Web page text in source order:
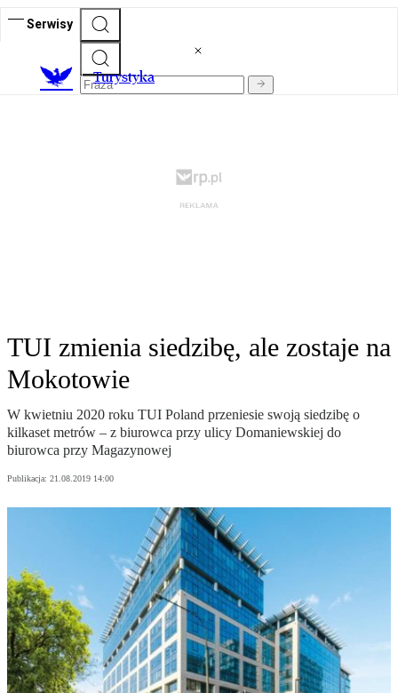
Serwisy
Turystyka
TUI zmienia siedzibę, ale zostaje na
Mokotowie
W kwietniu 2020 roku TUI Poland przeniesie swoją siedzibę o
kilkaset metrów – z biurowca przy ulicy Domaniewskiej do
biurowca przy Magazynowej
Publikacja: 21.08.2019 14:00